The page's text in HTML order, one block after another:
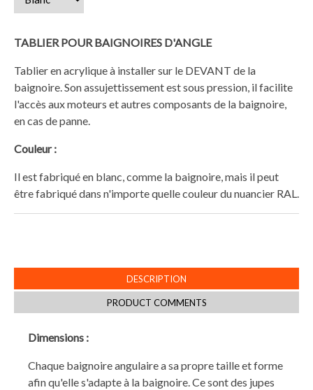
TABLIER POUR BAIGNOIRES D'ANGLE
Tablier en acrylique à installer sur le DEVANT de la
baignoire. Son assujettissement est sous pression, il facilite
l'accès aux moteurs et autres composants de la baignoire,
en cas de panne.
Couleur :
Il est fabriqué en blanc, comme la baignoire, mais il peut
être fabriqué dans n'importe quelle couleur du nuancier RAL.
DESCRIPTION
PRODUCT COMMENTS
Dimensions :
Chaque baignoire angulaire a sa propre taille et forme
afin qu'elle s'adapte à la baignoire. Ce sont des jupes